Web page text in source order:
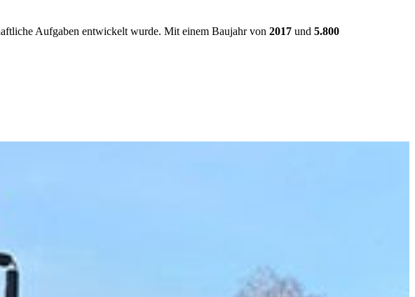
Aufgaben entwickelt wurde. Mit einem Baujahr von 2017 und 5.800